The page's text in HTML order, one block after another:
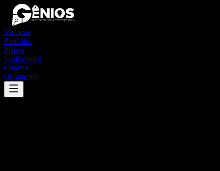
Serviços
Portfólio
Planos
Institucional
Contato
Orçamento